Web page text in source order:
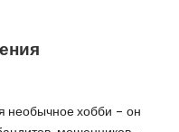
необычное хобби – он